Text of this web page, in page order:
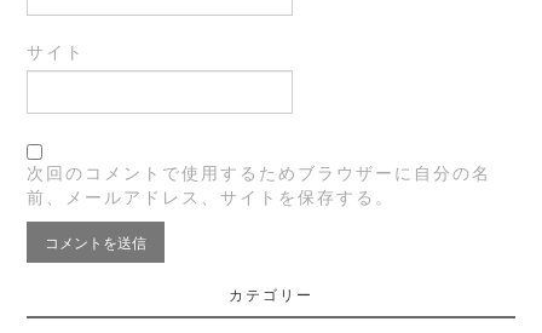
サイト
次回のコメントで使用するためブラウザーに自分の名
前、メールアドレス、サイトを保存する。
カテゴリー